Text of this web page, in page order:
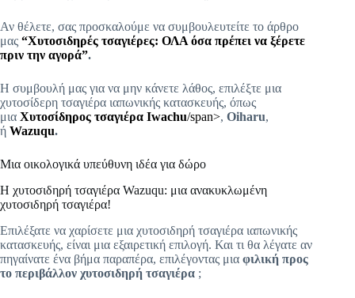
Αν θέλετε, σας προσκαλούμε να συμβουλευτείτε το άρθρο
μας “Χυτοσιδηρές τσαγιέρες: ΟΛΑ όσα πρέπει να ξέρετε
πριν την αγορά”.
Η συμβουλή μας για να μην κάνετε λάθος, επιλέξτε μια
χυτοσίδερη τσαγιέρα ιαπωνικής κατασκευής, όπως
μια Χυτοσίδηρος τσαγιέρα Iwachu/span>, Oiharu,
ή Wazuqu.
Μια οικολογικά υπεύθυνη ιδέα για δώρο
Η χυτοσιδηρή τσαγιέρα Wazuqu: μια ανακυκλωμένη
χυτοσιδηρή τσαγιέρα!
Επιλέξατε να χαρίσετε μια χυτοσιδηρή τσαγιέρα ιαπωνικής
κατασκευής, είναι μια εξαιρετική επιλογή. Και τι θα λέγατε αν
πηγαίνατε ένα βήμα παραπέρα, επιλέγοντας μια φιλική προς
το περιβάλλον χυτοσιδηρή τσαγιέρα ;